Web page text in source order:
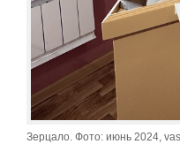
Зерцало. Фото: июнь 2024,